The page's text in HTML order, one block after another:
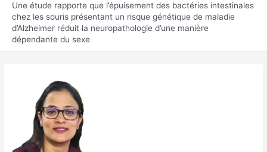
Une étude rapporte que l’épuisement des bactéries intestinales
chez les souris présentant un risque génétique de maladie
d’Alzheimer réduit la neuropathologie d’une manière
dépendante du sexe